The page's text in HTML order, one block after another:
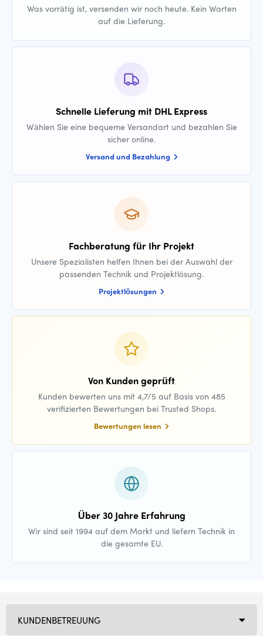
Was vorrätig ist, versenden wir noch heute. Kein Warten
auf die Lieferung.
Schnelle Lieferung mit DHL Express
Wählen Sie eine bequeme Versandart und bezahlen Sie
sicher online.
Versand und Bezahlung
Fachberatung für Ihr Projekt
Unsere Spezialisten helfen Ihnen bei der Auswahl der
passenden Technik und Projektlösung.
Projektlösungen
Von Kunden geprüft
Kunden bewerten uns mit 4,7/5 auf Basis von 485
verifizierten Bewertungen bei Trusted Shops.
Bewertungen lesen
Über 30 Jahre Erfahrung
Wir sind seit 1994 auf dem Markt und liefern Technik in
die gesamte EU.
KUNDENBETREUUNG